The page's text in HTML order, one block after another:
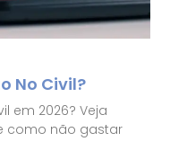
No Civil?
em 2026? Veja
como não gastar